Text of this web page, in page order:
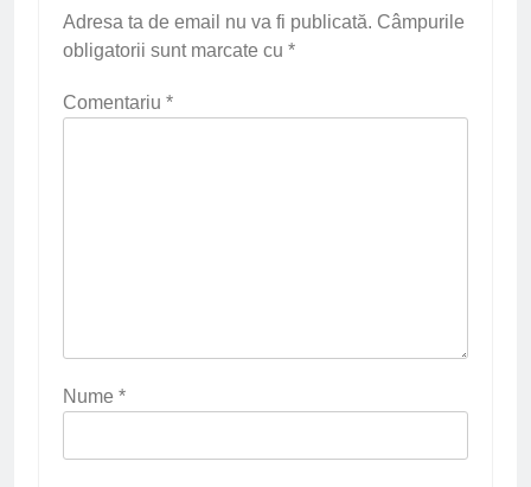
Adresa ta de email nu va fi publicată. Câmpurile
obligatorii sunt marcate cu *
Comentariu *
Nume *